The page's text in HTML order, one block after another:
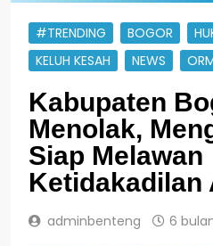
#TRENDING BOGOR
KELUH KESAH
NEWS
Kabupaten
Menolak,
Siap Melawan
Ketidakadilan
adminbenteng 6